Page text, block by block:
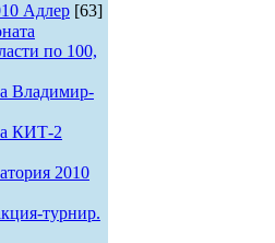
Адлер [63]
по 100,
Владимир-
КИТ-2
2010
турнир.